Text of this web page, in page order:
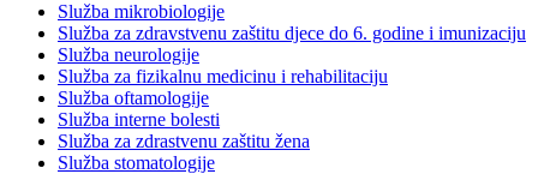
Služba mikrobiologije
Služba za zdravstvenu zaštitu djece do 6. godine i imunizaciju
Služba neurologije
Služba za fizikalnu medicinu i rehabilitaciju
Služba oftamologije
Služba interne bolesti
Služba za zdrastvenu zaštitu žena
Služba stomatologije